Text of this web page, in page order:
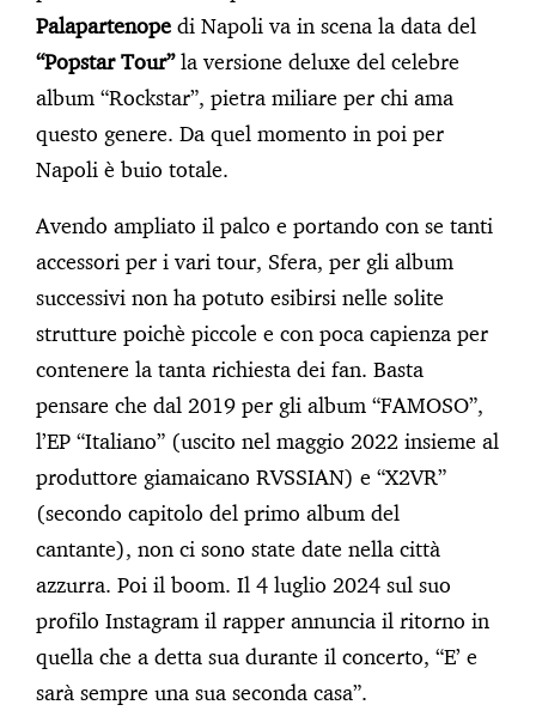
Palapartenope di Napoli va in scena la data del
“Popstar Tour”la versione deluxe del celebre
album “Rockstar”, pietra miliare per chi ama
questo genere. Da quel momento in poi per
Napoli è buio totale.
Avendo ampliato il palco e portando con se tanti
accessori per i vari tour, Sfera, per gli album
successivi non ha potuto esibirsi nelle solite
strutture poichè piccole e con poca capienza per
contenere la tanta richiesta dei fan. Basta
pensare che dal 2019 per gli album “FAMOSO”,
l’EP “Italiano” (uscito nel maggio 2022 insieme al
produttore giamaicano RVSSIAN) e “X2VR”
(secondo capitolo del primo album del
cantante), non ci sono state date nella città
azzurra. Poi il boom. Il 4 luglio 2024 sul suo
profilo Instagram il rapper annuncia il ritorno in
quella che a detta sua durante il concerto, “E’ e
sarà sempre una sua seconda casa”.